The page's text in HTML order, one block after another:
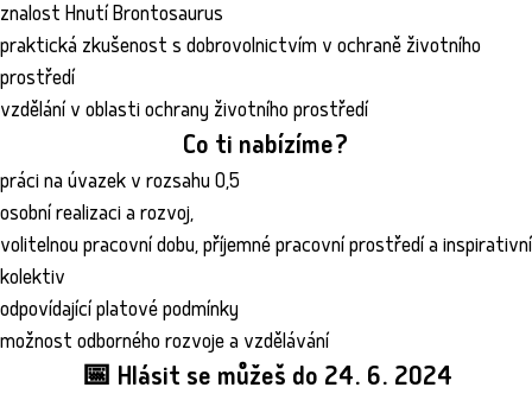
znalost Hnutí Brontosaurus
praktická zkušenost s dobrovolnictvím v ochraně životního
prostředí
vzdělání v oblasti ochrany životního prostředí
Co ti nabízíme?
práci na úvazek v rozsahu 0,5
osobní realizaci a rozvoj,
volitelnou pracovní dobu, příjemné pracovní prostředí a inspirativní
kolektiv
odpovídající platové podmínky
možnost odborného rozvoje a vzdělávání
📅 Hlásit se můžeš do 24. 6. 2024